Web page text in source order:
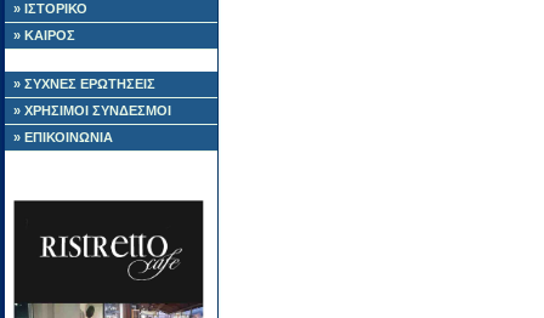
» ΙΣΤΟΡΙΚΟ
» ΚΑΙΡΟΣ
» ΣΥΧΝΕΣ ΕΡΩΤΗΣΕΙΣ
» ΧΡΗΣΙΜΟΙ ΣΥΝΔΕΣΜΟΙ
» ΕΠΙΚΟΙΝΩΝΙΑ